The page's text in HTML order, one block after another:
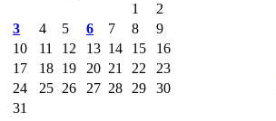
1
2
3
4 5 6 7 8
9
10
11 12 13 14 15
16
17
18 19 20 21 22
23
24
25 26 27 28 29
30
31